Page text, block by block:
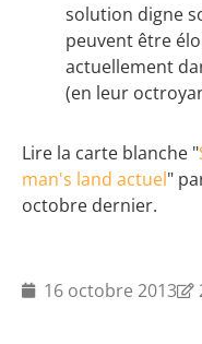
solution digne
peuvent être
actuellement
(en leur
Lire la carte blanche "
man's land actuel"
octobre dernier.
16 octobre 2013